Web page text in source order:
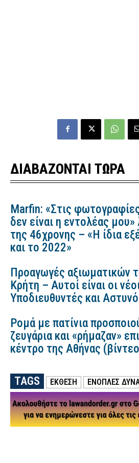
ΔΙΑΒΑΖΟΝΤΑΙ ΤΩΡΑ
Marfin: «Στις
δεν είναι η εντολέας
της 46χρονης – «Η ίδια
και το 2022»
Προαγωγές αξιωματικών
Κρήτη – Αυτοί είναι οι
Υποδιευθυντές και
Ρομά με πατίνια
ζευγάρια και «ρήμαζαν»
κέντρο της Αθήνας
TAGS ΕΚΘΕΣΗ ΕΝΟΠΛΕΣ